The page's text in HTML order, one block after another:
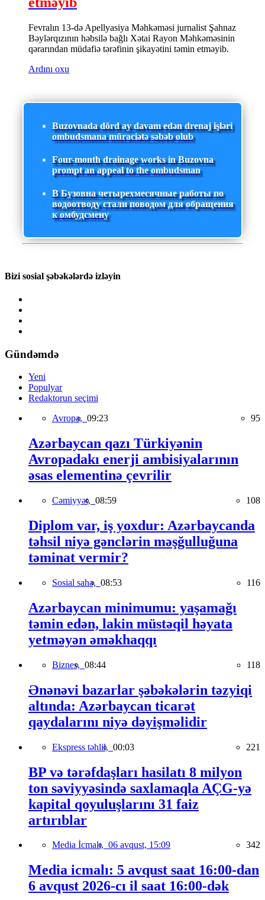
Fevralın 13-də Apellyasiya Məhkəməsi jurnalist Şahnaz
Bəylərqızının həbsilə bağlı Xətai Rayon Məhkəməsinin
qərarından müdafiə tərəfinin şikayətini təmin etməyib.
Ardını oxu
Buzovnada dörd ay davam edən drenaj işləri
ombudsmana müraciətə səbəb olub
Four-month drainage works in Buzovna
prompt an appeal to the ombudsman
В Бузовна четырехмесячные работы по
водоотводу стали поводом для обращения
к омбудсмену
Bizi sosial şəbəkələrdə izləyin
Gündəmdə
Yeni
Populyar
Redaktorun seçimi
Avropa, 09:23 95
Azərbaycan qazı Türkiyənin
Avropadakı enerji ambisiyalarının
əsas elementinə çevrilir
Cəmiyyət, 08:59 108
Diplom var, iş yoxdur: Azərbaycanda
təhsil niyə gənclərin məşğulluğuna
təminat vermir?
Sosial sahə, 08:53 116
Azərbaycan minimumu: yaşamağı
təmin edən, lakin müstəqil həyata
yetməyən əməkhaqqı
Biznes, 08:44 118
Ənənəvi bazarlar şəbəkələrin təzyiqi
altında: Azərbaycan ticarət
qaydalarını niyə dəyişməlidir
Ekspress təhlil, 00:03 221
BP və tərəfdaşları hasilatı 8 milyon
ton səviyyəsində saxlamaqla AÇG-yə
kapital qoyuluşlarını 31 faiz
artırıblar
Media İcmalı, 06 avqust, 15:09 342
Media icmalı: 5 avqust saat 16:00-dan
6 avqust 2026-cı il saat 16:00-dək